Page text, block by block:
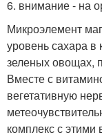
6. внимание - на
Микроэлемент
уровень сахара
зеленых овощах,
Вместе с
вегетативную
комплекс с